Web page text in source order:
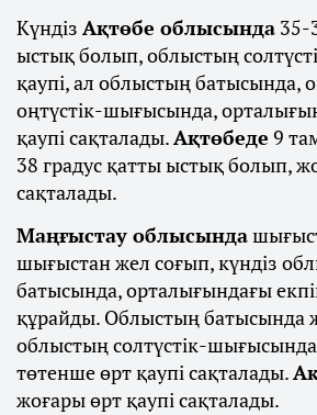
Күндіз Ақтөбе облысында 35-
ыстық болып, облыстың
қаупі, ал облыстың батысында,
оңтүстік-шығысында,
қаупі сақталады.Ақтөбеде 9
38 градус қатты ыстық болып,
сақталады.
Маңғыстау облысында
шығыстан жел соғып, күндіз
батысында, орталығындағы
құрайды. Облыстың батысында
облыстың солтүстік-
төтенше өрт қаупі сақталады.
жоғары өрт қаупі сақталады.